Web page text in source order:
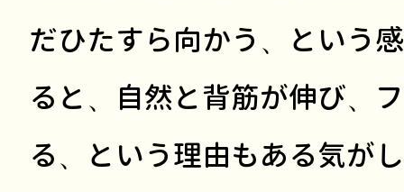
だひたすら向かう、という
ると、自然と背筋が伸び、
る、という理由もある気が